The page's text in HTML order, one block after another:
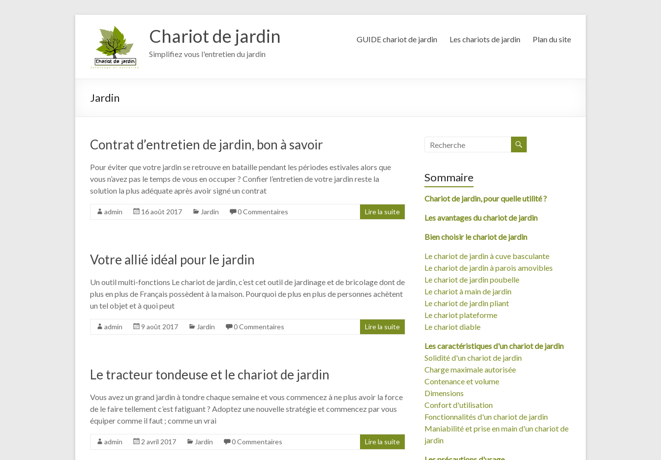
contenu
Chariot de jardin
Simplifiez vous l'entretien du jardin
GUIDE chariot de jardin Les chariots de jardin Plan du site
Jardin
Contrat d’entretien de jardin, bon à savoir
Pour éviter que votre jardin se retrouve en bataille pendant les périodes estivales alors que
vous n’avez pas le temps de vous en occuper ? Confier l’entretien de votre jardin reste la
solution la plus adéquate après avoir signé un contrat
admin 16 août 2017 Jardin 0 Commentaires Lire la suite
Votre allié idéal pour le jardin
Un outil multi-fonctions Le chariot de jardin, c’est cet outil de jardinage et de bricolage dont de
plus en plus de Français possèdent à la maison. Pourquoi de plus en plus de personnes achètent
un tel objet et à quoi peut
admin 9 août 2017 Jardin 0 Commentaires Lire la suite
Le tracteur tondeuse et le chariot de jardin
Vous avez un grand jardin à tondre chaque semaine et vous commencez à ne plus avoir la force
de le faire tellement c’est fatiguant ? Adoptez une nouvelle stratégie et commencez par vous
équiper comme il faut ; comme un vrai
admin 2 avril 2017 Jardin 0 Commentaires Lire la suite
Sommaire
Chariot de jardin, pour quelle utilité ?
Les avantages du chariot de jardin
Bien choisir le chariot de jardin
Le chariot de jardin à cuve basculante
Le chariot de jardin à parois amovibles
Le chariot de jardin poubelle
Le chariot à main de jardin
Le chariot de jardin pliant
Le chariot plateforme
Le chariot diable
Les caractéristiques d'un chariot de jardin
Solidité d'un chariot de jardin
Charge maximale autorisée
Contenance et volume
Dimensions
Confort d'utilisation
Fonctionnalités d'un chariot de jardin
Maniabilité et prise en main d'un chariot de
jardin